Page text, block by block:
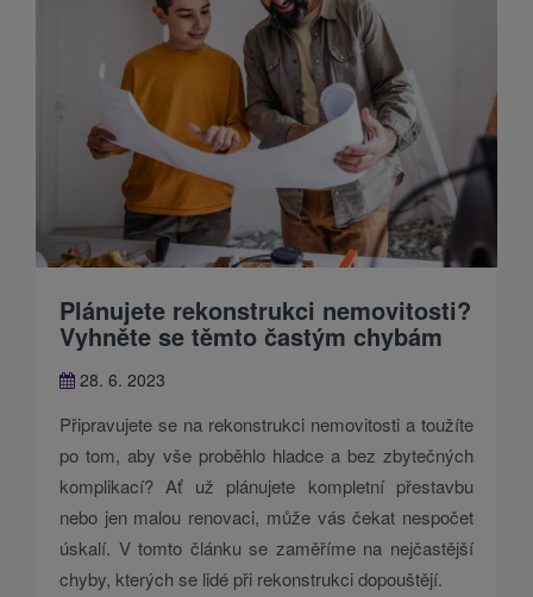
Plánujete rekonstrukci nemovitosti?
Vyhněte se těmto častým chybám
28. 6. 2023
Připravujete se na rekonstrukci nemovitosti a toužíte
po tom, aby vše proběhlo hladce a bez zbytečných
komplikací? Ať už plánujete kompletní přestavbu
nebo jen malou renovaci, může vás čekat nespočet
úskalí. V tomto článku se zaměříme na nejčastější
chyby, kterých se lidé při rekonstrukci dopouštějí.